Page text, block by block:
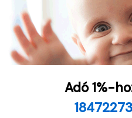
Adó 1%-